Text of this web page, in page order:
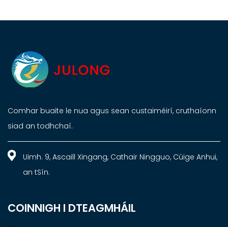
Comhar buaite le nua agus sean custaiméirí, cruthaíonn
siad an todhchaí.
Uimh. 9, Ascaill Xingang, Cathair Ningguo, Cúige Anhui,
an tSín.
COINNIGH I DTEAGMHÁIL